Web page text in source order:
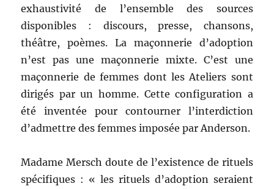
exhaustivité de l’ensemble des sources
disponibles : discours, presse, chansons,
théâtre, poèmes. La maçonnerie d’adoption
n’est pas une maçonnerie mixte. C’est une
maçonnerie de femmes dont les Ateliers sont
dirigés par un homme. Cette configuration a
été inventée pour contourner l’interdiction
d’admettre des femmes imposée par Anderson.
Madame Mersch doute de l’existence de rituels
spécifiques : « les rituels d’adoption seraient